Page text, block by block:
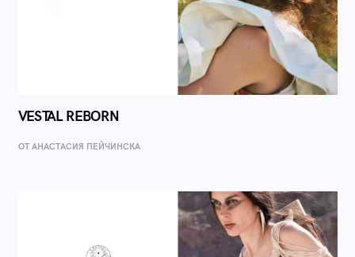
VESTAL REBORN
ОТ AНАСТАСИЯ ПЕЙЧИНСКА